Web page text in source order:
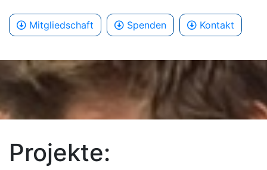
Mitgliedschaft Spenden Kontakt
Projekte: